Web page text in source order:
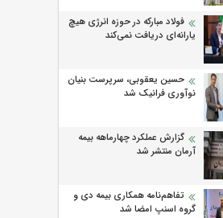
فولاد مبارکه در حوزه انرژی هیچ
یارانه‌ای دریافت نمی‌کند
حسین یعقوبی، سرپرست بنیان
نوآوری فرانیک شد
گزارش عملکرد چهارماهه بیمه
آرمان منتشر شد
تفاهم‌نامه همکاری بیمه دی و
گروه اسنپ امضا شد